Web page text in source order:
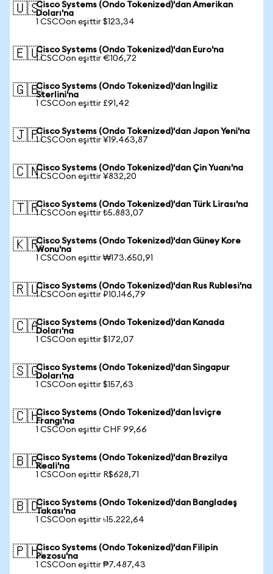
🇺🇸Cisco Systems (Ondo Tokenized)'dan Amerikan
Doları'na
1 CSCOon eşittir $123,34
🇪🇺Cisco Systems (Ondo Tokenized)'dan Euro'na
1 CSCOon eşittir €106,72
🇬🇧Cisco Systems (Ondo Tokenized)'dan İngiliz
Sterlini'na
1 CSCOon eşittir £91,42
🇯🇵Cisco Systems (Ondo Tokenized)'dan Japon Yeni'na
1 CSCOon eşittir ¥19.463,87
🇨🇳Cisco Systems (Ondo Tokenized)'dan Çin Yuanı'na
1 CSCOon eşittir ¥832,20
🇹🇷Cisco Systems (Ondo Tokenized)'dan Türk Lirası'na
1 CSCOon eşittir ₺5.883,07
🇰🇷Cisco Systems (Ondo Tokenized)'dan Güney Kore
Wonu'na
1 CSCOon eşittir ₩173.650,91
🇷🇺Cisco Systems (Ondo Tokenized)'dan Rus Rublesi'na
1 CSCOon eşittir ₽10.146,79
🇨🇦Cisco Systems (Ondo Tokenized)'dan Kanada
Doları'na
1 CSCOon eşittir $172,07
🇸🇬Cisco Systems (Ondo Tokenized)'dan Singapur
Doları'na
1 CSCOon eşittir $157,63
🇨🇭Cisco Systems (Ondo Tokenized)'dan İsviçre
Frangı'na
1 CSCOon eşittir CHF 99,66
🇧🇷Cisco Systems (Ondo Tokenized)'dan Brezilya
Reali'na
1 CSCOon eşittir R$628,71
🇧🇩Cisco Systems (Ondo Tokenized)'dan Bangladeş
Takası'na
1 CSCOon eşittir ৳15.222,64
🇵🇭Cisco Systems (Ondo Tokenized)'dan Filipin
Pezosu'na
1 CSCOon eşittir ₱7.487,43